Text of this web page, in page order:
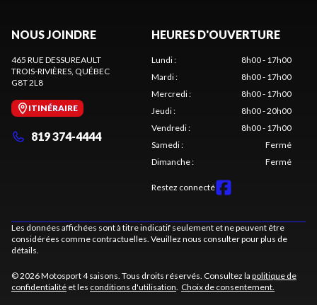
NOUS JOINDRE
465 RUE DESSUREAULT
TROIS-RIVIÈRES, QUÉBEC
G8T 2L8
ITINÉRAIRE
819 374-4444
HEURES D'OUVERTURE
Lundi:
8h00 - 17h00
Mardi:
8h00 - 17h00
Mercredi:
8h00 - 17h00
Jeudi:
8h00 - 20h00
Vendredi:
8h00 - 17h00
Samedi:
Fermé
Dimanche: Fermé
Restez connecté
Les données affichées sont à titre indicatif seulement et ne peuvent être
considérées comme contractuelles. Veuillez nous consulter pour plus de
détails.
© 2026 Motosport 4 saisons. Tous droits réservés. Consultez la politique de
confidentialité et les conditions d'utilisation. Choix de consentement.